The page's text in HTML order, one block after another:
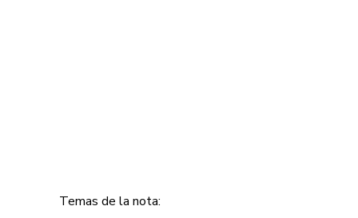
Temas de la nota: